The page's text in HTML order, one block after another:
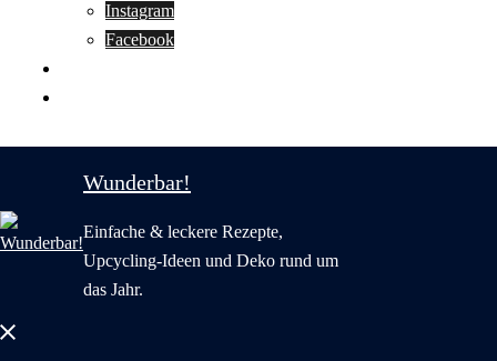
Instagram
Facebook
Wunderbar!
Einfache & leckere Rezepte,
Upcycling-Ideen und Deko rund um
das Jahr.
Menü